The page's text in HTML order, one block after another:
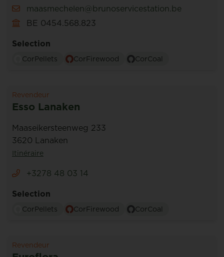
maasmechelen@brunoservicestation.be
BE 0454.568.823
Selection
CorPellets CorFirewood CorCoal
Revendeur
Esso Lanaken
Maaseikersteenweg 233
3620 Lanaken
Itinéraire
+3278 48 03 14
Selection
CorPellets CorFirewood CorCoal
Revendeur